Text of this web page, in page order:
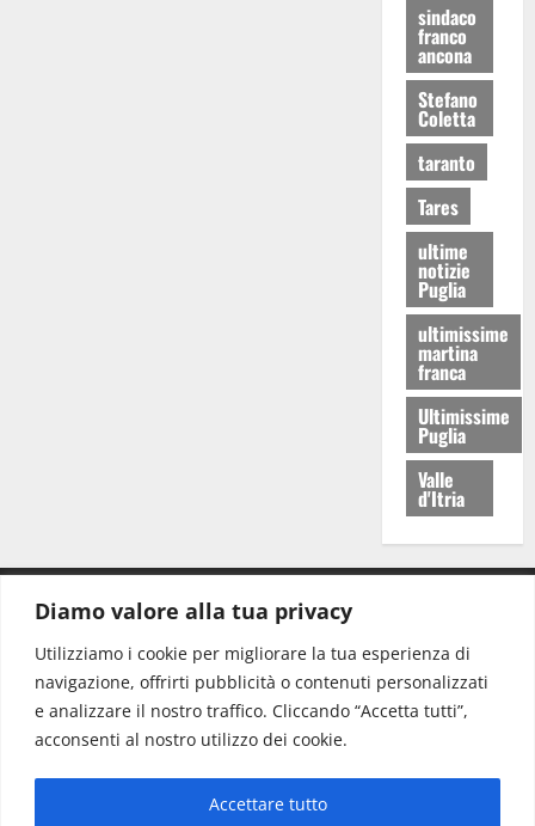
Diamo valore alla tua privacy
Utilizziamo i cookie per migliorare la tua esperienza di
navigazione, offrirti pubblicità o contenuti personalizzati
e analizzare il nostro traffico. Cliccando “Accetta tutti”,
acconsenti al nostro utilizzo dei cookie.
Accettare tutto
sindaco
franco
ancona
Stefano
Coletta
taranto
Tares
ultime
notizie
Puglia
ultimissime
martina
franca
Ultimissime
Puglia
Valle
d'Itria
Redazione: redazione@www.martinasera.it
Direttore:direttore@www.martinasera.it
Info & Commerciale:info@www.martinasera.it